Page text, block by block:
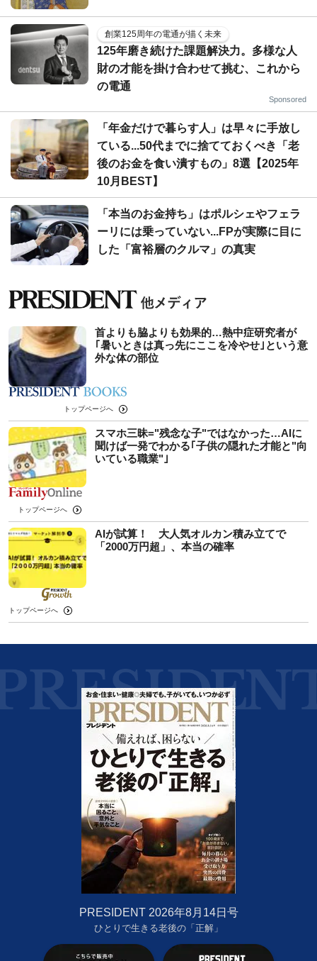
創業125周年の電通が描く未来
125年磨き続けた課題解決力。多様な人
財の才能を掛け合わせて挑む、これから
の電通
Sponsored
「年金だけで暮らす人」は早々に手放し
ている...50代までに捨てておくべき「老
後のお金を食い潰すもの」8選【2025年
10月BEST】
「本当のお金持ち」はポルシェやフェラ
ーリには乗っていない...FPが実際に目に
した「富裕層のクルマ」の真実
首よりも脇よりも効果的…熱中症研究者が
｢暑いときは真っ先にここを冷やせ｣という意
外な体の部位
トップページへ
スマホ三昧="残念な子"ではなかった…AIに
聞けば一発でわかる｢子供の隠れた才能と"向
いている職業"｣
トップページへ
AIが試算！ 大人気オルカン積み立てで
「2000万円超」、本当の確率
トップページへ
PRESIDENT 2026年8月14日号
ひとりで生きる老後の「正解」